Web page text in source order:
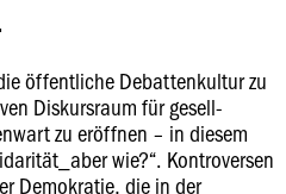
öffentliche Debattenkultur zu
Diskursraum für gesell-
zu eröffnen – in diesem
wie?“. Kontroversen
Demokratie, die in der